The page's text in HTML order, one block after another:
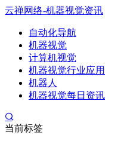
云禅网络-机器视觉资讯
自动化导航
机器视觉
计算机视觉
机器视觉行业应用
机器人
机器视觉每日资讯
当前标签